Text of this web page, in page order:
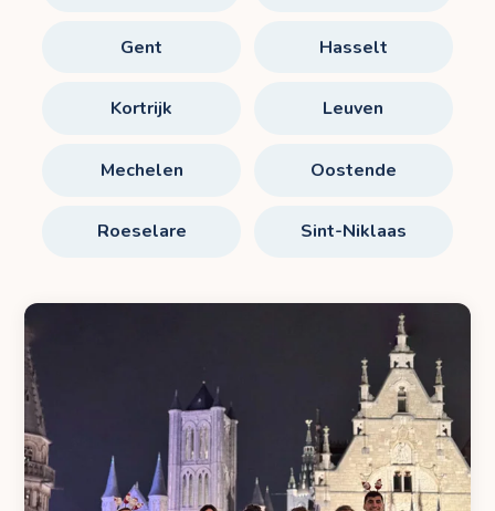
Gent Hasselt
Kortrijk Leuven
Mechelen Oostende
Roeselare Sint-Niklaas